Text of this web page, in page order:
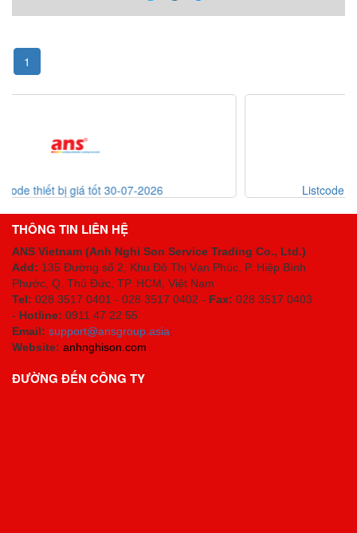
1
Listcode thiết bị Mekasentron 26-07-2026
THÔNG TIN LIÊN HỆ
ANS Vietnam (Anh Nghi Son Service Trading Co., Ltd.)
Add: 135 Đường số 2, Khu Đô Thị Vạn Phúc, P. Hiệp Bình
Phước, Q. Thủ Đức, TP. HCM , Việt Nam
Tel: 028 3517 0401 - 028 3517 0402 - Fax: 028 3517 0403
- Hotline: 0911 47 22 55
Email: support@ansgroup.asia;
Website: anhnghison.com
ĐƯỜNG ĐẾN CÔNG TY